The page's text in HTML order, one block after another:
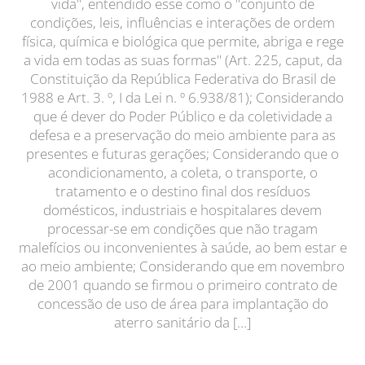
condições, leis, influências e interações de ordem
física, química e biológica que permite, abriga e rege
a vida em todas as suas formas" (Art. 225, caput, da
Constituição da República Federativa do Brasil de
1988 e Art. 3. º, I da Lei n. º 6.938/81); Considerando
que é dever do Poder Público e da coletividade a
defesa e a preservação do meio ambiente para as
presentes e futuras gerações; Considerando que o
acondicionamento, a coleta, o transporte, o
tratamento e o destino final dos resíduos
domésticos, industriais e hospitalares devem
processar-se em condições que não tragam
malefícios ou inconvenientes à saúde, ao bem estar e
ao meio ambiente; Considerando que em novembro
de 2001 quando se firmou o primeiro contrato de
concessão de uso de área para implantação do
aterro sanitário da […]